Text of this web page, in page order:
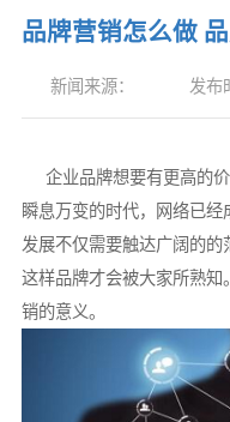
品牌营销怎么做
新闻来源： 发
企业品牌想要有更高的价
瞬息万变的时代，网络已
发展不仅需要触达广阔的的
这样品牌才会被大家所熟
销的意义。